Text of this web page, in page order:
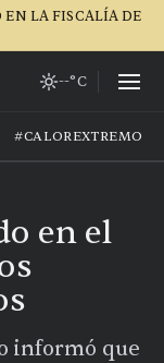
LA FISCALÍA DE
--°C
#CALOREXTREMO
en el
informó que